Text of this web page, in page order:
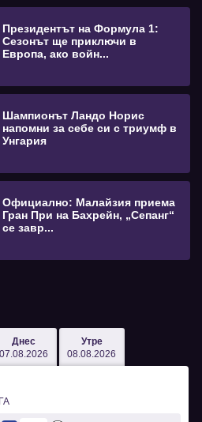
Президентът на Формула 1:
Сезонът ще приключи в
Европа, ако войн...
Шампионът Ландо Норис
напомни за себе си с триумф в
Унгария
Официално: Малайзия приема
Гран При на Бахрейн, „Сепанг“
се завр...
Днес
07.08.2026
Утре
08.08.2026